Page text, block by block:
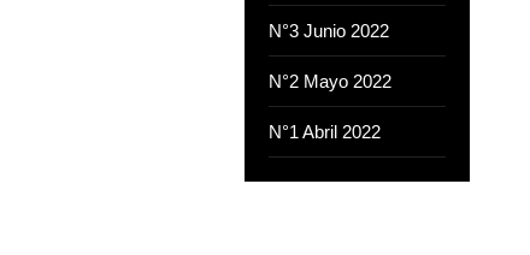
N°3 Junio 2022
N°2 Mayo 2022
N°1 Abril 2022